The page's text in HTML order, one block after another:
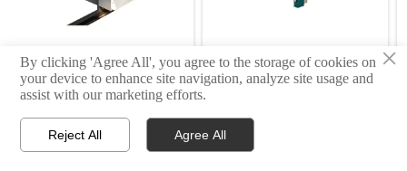
impresión de
Clavadora semiautomática
de cajas de cartón de una
Flejadora
 
×
By clicking 'Agree All', you agree to the storage of cookies on
your device to enhance site navigation, analyze site usage and
assist with our marketing efforts.
Reject All Agree All